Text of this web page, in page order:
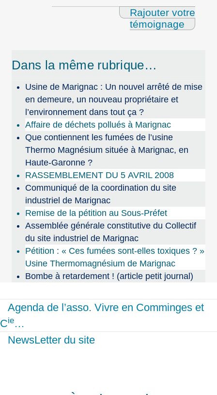
Rajouter votre
témoignage
Dans la même rubrique…
Usine de Marignac : Un nouvel arrêté de mise
en demeure, un nouveau propriétaire et
l’environnement dans tout ça ?
Affaire de déchets pollués à Marignac
Que contiennent les fumées de l’usine
Thermo Magnésium située à Marignac, en
Haute-Garonne ?
RASSEMBLEMENT DU 5 AVRIL 2008
Communiqué de la coordination du site
industriel de Marignac
Remise de la pétition au Sous-Préfet
Assemblée générale constitutive du Collectif
du site industriel de Marignac
Pétition : « Ces fumées sont-elles toxiques ? »
Usine Thermomagnésium de Marignac
Bombe à retardement ! (article petit journal)
Agenda de l’asso. Vivre en Comminges et
Cie…
NewsLetter du site